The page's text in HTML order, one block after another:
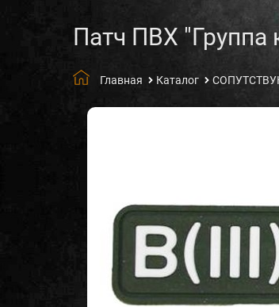
Патч ПВХ "Группа
Главная Каталог